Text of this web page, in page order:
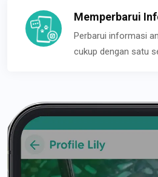
Memperbarui
Perbarui informasi
cukup dengan satu